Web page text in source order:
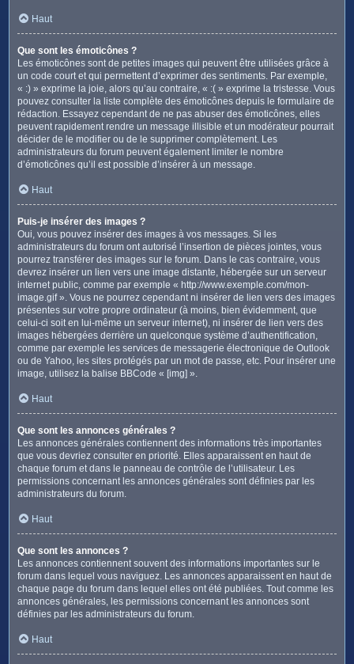
Haut
Que sont les émoticônes ?
Les émoticônes sont de petites images qui peuvent être utilisées grâce à
un code court et qui permettent d’exprimer des sentiments. Par exemple,
« :) » exprime la joie, alors qu’au contraire, « :( » exprime la tristesse. Vous
pouvez consulter la liste complète des émoticônes depuis le formulaire de
rédaction. Essayez cependant de ne pas abuser des émoticônes, elles
peuvent rapidement rendre un message illisible et un modérateur pourrait
décider de le modifier ou de le supprimer complètement. Les
administrateurs du forum peuvent également limiter le nombre
d’émoticônes qu’il est possible d’insérer à un message.
Haut
Puis-je insérer des images ?
Oui, vous pouvez insérer des images à vos messages. Si les
administrateurs du forum ont autorisé l’insertion de pièces jointes, vous
pourrez transférer des images sur le forum. Dans le cas contraire, vous
devrez insérer un lien vers une image distante, hébergée sur un serveur
internet public, comme par exemple « http://www.exemple.com/mon-
image.gif ». Vous ne pourrez cependant ni insérer de lien vers des images
présentes sur votre propre ordinateur (à moins, bien évidemment, que
celui-ci soit en lui-même un serveur internet), ni insérer de lien vers des
images hébergées derrière un quelconque système d’authentification,
comme par exemple les services de messagerie électronique de Outlook
ou de Yahoo, les sites protégés par un mot de passe, etc. Pour insérer une
image, utilisez la balise BBCode « [img] ».
Haut
Que sont les annonces générales ?
Les annonces générales contiennent des informations très importantes
que vous devriez consulter en priorité. Elles apparaissent en haut de
chaque forum et dans le panneau de contrôle de l’utilisateur. Les
permissions concernant les annonces générales sont définies par les
administrateurs du forum.
Haut
Que sont les annonces ?
Les annonces contiennent souvent des informations importantes sur le
forum dans lequel vous naviguez. Les annonces apparaissent en haut de
chaque page du forum dans lequel elles ont été publiées. Tout comme les
annonces générales, les permissions concernant les annonces sont
définies par les administrateurs du forum.
Haut